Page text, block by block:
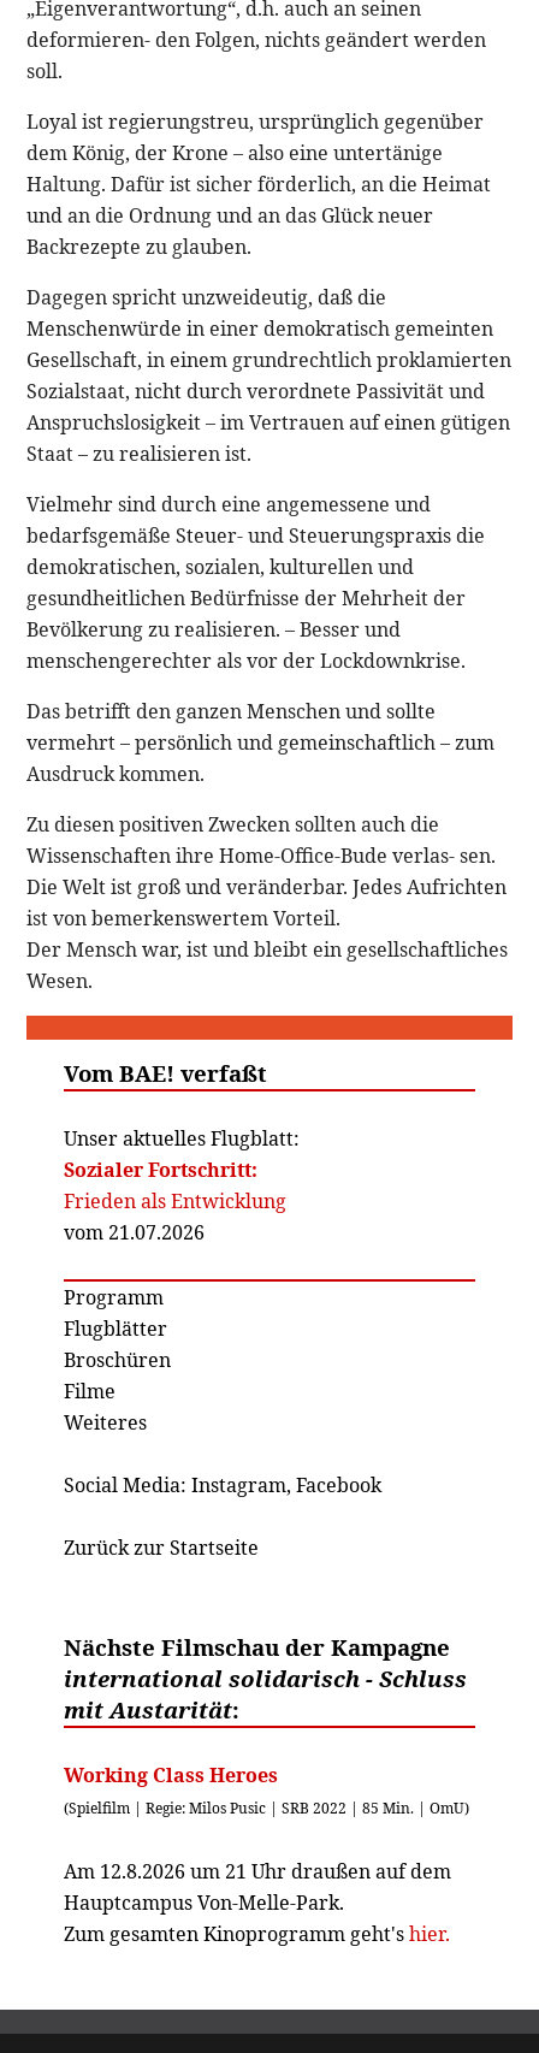
„Eigenverantwortung“, d.h. auch an seinen
deformieren- den Folgen, nichts geändert werden
soll.
Loyal ist regierungstreu, ursprünglich gegenüber
dem König, der Krone – also eine untertänige
Haltung. Dafür ist sicher förderlich, an die Heimat
und an die Ordnung und an das Glück neuer
Backrezepte zu glauben.
Dagegen spricht unzweideutig, daß die
Menschenwürde in einer demokratisch gemeinten
Gesellschaft, in einem grundrechtlich proklamierten
Sozialstaat, nicht durch verordnete Passivität und
Anspruchslosigkeit – im Vertrauen auf einen gütigen
Staat – zu realisieren ist.
Vielmehr sind durch eine angemessene und
bedarfsgemäße Steuer- und Steuerungspraxis die
demokratischen, sozialen, kulturellen und
gesundheitlichen Bedürfnisse der Mehrheit der
Bevölkerung zu realisieren. – Besser und
menschengerechter als vor der Lockdownkrise.
Das betrifft den ganzen Menschen und sollte
vermehrt – persönlich und gemeinschaftlich – zum
Ausdruck kommen.
Zu diesen positiven Zwecken sollten auch die
Wissenschaften ihre Home-Office-Bude verlas- sen.
Die Welt ist groß und veränderbar. Jedes Aufrichten
ist von bemerkenswertem Vorteil.
Der Mensch war, ist und bleibt ein gesellschaftliches
Wesen.
Vom BAE! verfaßt
Unser aktuelles Flugblatt:
Sozialer Fortschritt:
Frieden als Entwicklung
vom 21.07.2026
Programm
Flugblätter
Broschüren
Filme
Weiteres
Social Media: Instagram, Facebook
Zurück zur Startseite
Nächste Filmschau der Kampagne
international solidarisch - Schluss
mit Austarität:
Working Class Heroes
(Spielfilm | Regie: Milos Pusic | SRB 2022 | 85 Min. | OmU)
Am 12.8.2026 um 21 Uhr draußen auf dem
Hauptcampus Von-Melle-Park.
Zum gesamten Kinoprogramm geht'shier.